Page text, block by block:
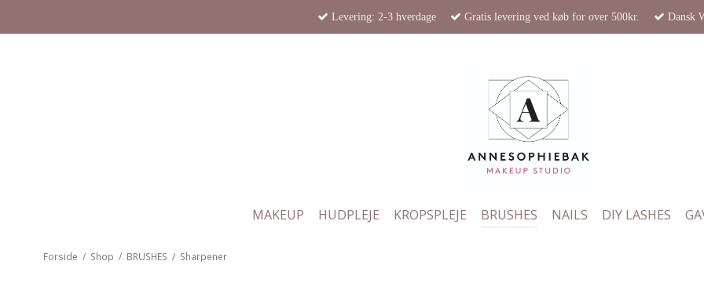
Levering: 2-3 hverdage Gratis levering ved køb for over 500kr. Dansk
MAKEUP HUDPLEJE KROPSPLEJE BRUSHES NAILS DIY LASHES
Forside / Shop / BRUSHES / Sharpener